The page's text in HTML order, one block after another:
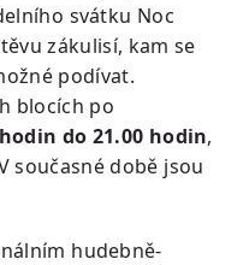
svátku Noc
zákulisí, kam se
podívat.
blocích po
do 21.00 hodin,
současné době jsou
hudebně-